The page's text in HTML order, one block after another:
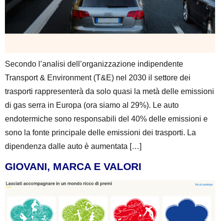
Secondo l’analisi dell’organizzazione indipendente
Transport & Environment (T&E) nel 2030 il settore dei
trasporti rappresenterà da solo quasi la metà delle emissioni
di gas serra in Europa (ora siamo al 29%). Le auto
endotermiche sono responsabili del 40% delle emissioni e
sono la fonte principale delle emissioni dei trasporti. La
dipendenza dalle auto è aumentata […]
GIOVANI, MARCA E VALORI